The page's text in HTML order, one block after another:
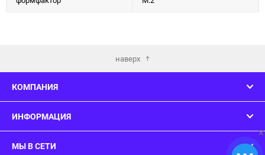
наверх
КОМПАНИЯ
ИНФОРМАЦИЯ
МЫ В СЕТИ
×